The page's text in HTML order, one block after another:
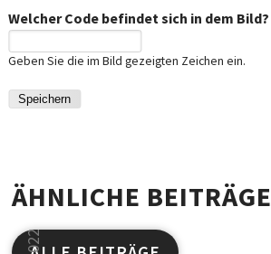
Welcher Code befindet sich in dem Bild?
Geben Sie die im Bild gezeigten Zeichen ein.
ÄHNLICHE BEITRÄGE